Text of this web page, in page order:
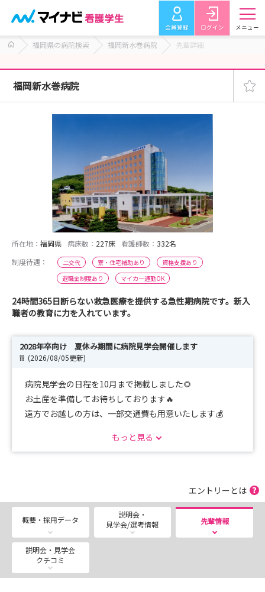
会員登録 ログイン メニュー
福岡県の病院検索 福岡新水巻病院 先輩詳細
福岡新水巻病院
所在地： 福岡県 病床数： 227床 看護師数： 332名
制度待遇：
二交代 寮・住宅補助あり
資格支援あり
退職金制度あり
マイカー通勤OK
24時間365日断らない救急医療を提供する急性期病院です。新入
職者の教育に力を入れています。
2028年卒向け 夏休み期間に病院見学会開催します
❕❕ (2026/08/05更新)
病院見学会の日程を10月まで掲載しました🌻
お土産を準備してお待ちしております🔥
遠方でお越しの方は、一部交通費も用意いたします💰
や採用試験についてのアドバイスなど、
具・家電備え付け、引っ越し費用の補助あります💰
お気軽にご参加ください。申し込みお待ちしています！
😊
もっと見る
エントリーとは
概要・採用データ
説明会・
見学会/選考情報
先輩情報
説明会・見学会
クチコミ